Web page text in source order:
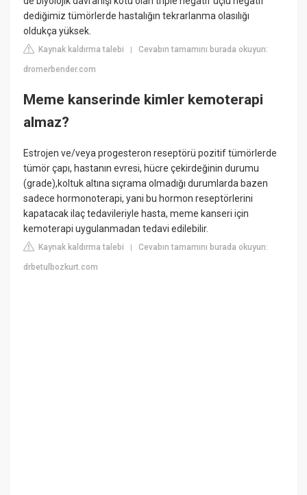
dediğimiz tümörlerde hastalığın tekrarlanma olasılığı
oldukça yüksek.
Kaynak kaldırma talebi |Cevabın tamamını burada okuyun:
dromerbender.com
Meme kanserinde kimler kemoterapi
almaz?
Estrojen ve/veya progesteron reseptörü pozitif tümörlerde
tümör çapı, hastanın evresi, hücre çekirdeğinin durumu
(grade),koltuk altına sıçrama olmadığı durumlarda bazen
sadece hormonoterapi, yani bu hormon reseptörlerini
kapatacak ilaç tedavileriyle hasta, meme kanseri için
kemoterapi uygulanmadan tedavi edilebilir.
Kaynak kaldırma talebi |Cevabın tamamını burada okuyun:
drbetulbozkurt.com